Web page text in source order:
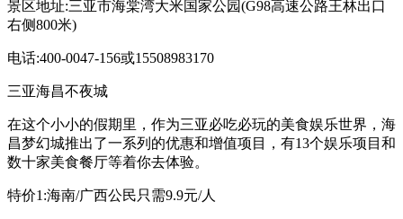
景区地址:三亚市海棠湾大米国家公园(G98高速公路王林出口
右侧800米)
电话:400-0047-156或15508983170
三亚海昌不夜城
在这个小小的假期里，作为三亚必吃必玩的美食娱乐世界，海
昌梦幻城推出了一系列的优惠和增值项目，有13个娱乐项目和
数十家美食餐厅等着你去体验。
特价1:海南/广西公民只需9.9元/人